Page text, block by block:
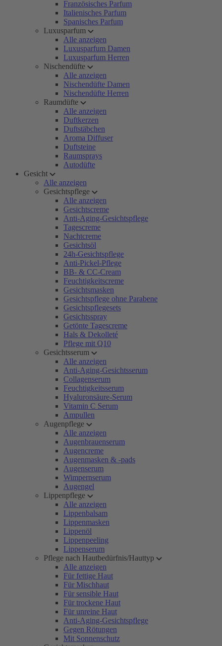
Französisches Parfum
Italienisches Parfum
Spanisches Parfum
Luxusparfum
Alle anzeigen
Luxusparfum Damen
Luxusparfum Herren
Nischendüfte
Alle anzeigen
Nischendüfte Damen
Nischendüfte Herren
Raumdüfte
Alle anzeigen
Duftkerzen
Duftstäbchen
Aroma Diffuser
Duftsteine
Raumsprays
Autodüfte
Gesicht
Alle anzeigen
Gesichtspflege
Alle anzeigen
Gesichtscreme
Anti-Aging-Gesichtspflege
Tagescreme
Nachtcreme
Gesichtsöl
24h-Gesichtspflege
Anti-Pickel-Pflege
BB- & CC-Cream
Feuchtigkeitscreme
Gesichtsmasken
Gesichtspflege ohne Parabene
Gesichtspflegesets
Gesichtsspray
Getönte Tagescreme
Hals & Dekolleté
Pflege mit Q10
Gesichtsserum
Alle anzeigen
Anti-Aging-Gesichtsserum
Collagenserum
Feuchtigkeitsserum
Hyaluronsäure-Serum
Vitamin C Serum
Ampullen
Augenpflege
Alle anzeigen
Augenbrauenserum
Augencreme
Augenmasken & -pads
Augenserum
Wimpernserum
Augengel
Lippenpflege
Alle anzeigen
Lippenbalsam
Lippenmasken
Lippenöl
Lippenpeeling
Lippenserum
Pflege nach Hautbedürfnis/Hauttyp
Alle anzeigen
Für fettige Haut
Für Mischhaut
Für sensible Haut
Für trockene Haut
Für unreine Haut
Anti-Aging-Gesichtspflege
Gegen Rötungen
Mit Sonnenschutz